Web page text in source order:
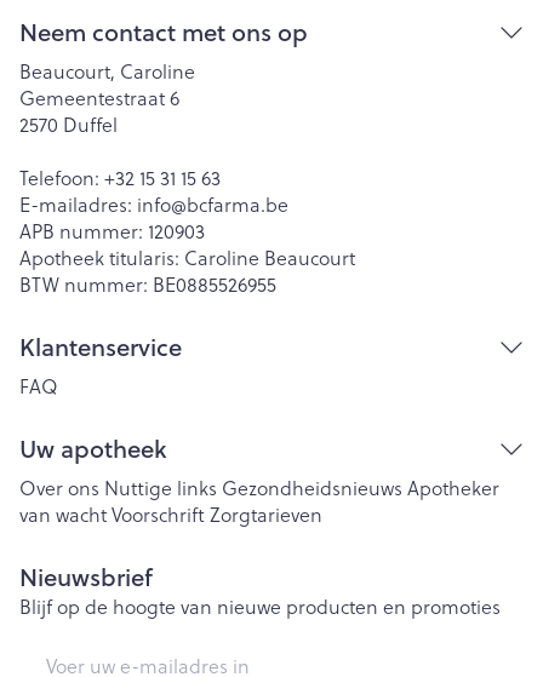
Neem contact met ons op
Beaucourt, Caroline
Gemeentestraat 6
2570 Duffel
Telefoon: +32 15 31 15 63
E-mailadres: info@bcfarma.be
APB nummer: 120903
Apotheek titularis: Caroline Beaucourt
BTW nummer: BE0885526955
Klantenservice
FAQ
Uw apotheek
Over ons Nuttige links Gezondheidsnieuws Apotheker
van wachtVoorschriftZorgtarieven
Nieuwsbrief
Blijf op de hoogte van nieuwe producten en promoties